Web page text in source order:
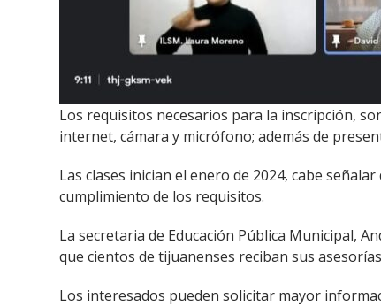
Los requisitos necesarios para la inscripción,
internet, cámara y micrófono; además de
Las clases inician el enero de 2024, cabe
cumplimiento de los requisitos.
La secretaria de Educación Pública Municipal,
que cientos de tijuanenses reciban sus
Los interesados pueden solicitar mayor